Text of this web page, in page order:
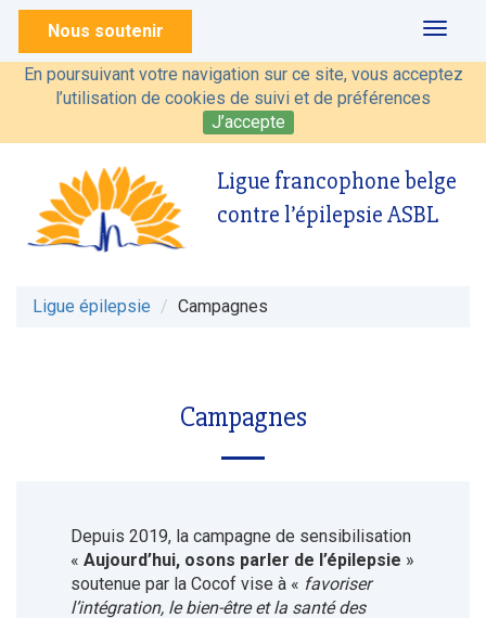
En poursuivant votre navigation sur ce site, vous acceptez
l’utilisation de cookies de suivi et de préférences
J’accepte
Ligue francophone belge
contre l’épilepsie ASBL
Nous soutenir
Toggle
Ligue épilepsie Campagnes
Campagnes
Depuis 2019, la campagne de sensibilisation
« Aujourd’hui, osons parler de l’épilepsie »
soutenue par la Cocof vise à « favoriser
l’intégration, le bien-être et la santé des